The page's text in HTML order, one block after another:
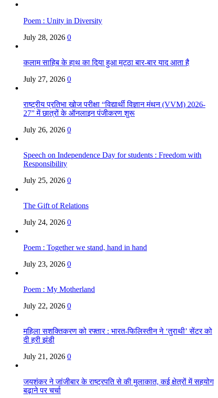
Poem : Unity in Diversity
July 28, 2026 0
कलाम साहिब के हाथ का दिया हुआ मट्ठा बार-बार याद आता है
July 27, 2026 0
राष्ट्रीय प्रतिभा खोज परीक्षा “विद्यार्थी विज्ञान मंथन (VVM) 2026-
27” में छात्रों के ऑनलाइन पंजीकरण शुरू
July 26, 2026 0
Speech on Independence Day for students : Freedom with
Responsibility
July 25, 2026 0
The Gift of Relations
July 24, 2026 0
Poem : Together we stand, hand in hand
July 23, 2026 0
Poem : My Motherland
July 22, 2026 0
महिला सशक्तिकरण को रफ्तार : भारत-फिलिस्तीन ने ‘तुराथी’ सेंटर को
दी हरी झंडी
July 21, 2026 0
जयशंकर ने जांजीबार के राष्ट्रपति से की मुलाकात, कई क्षेत्रों में सहयोग
बढ़ाने पर चर्चा